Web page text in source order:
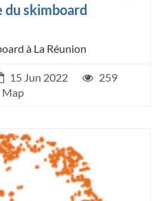
du skimboard
à La Réunion
15 Jun 2022
259
Map